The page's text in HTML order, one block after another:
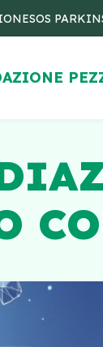
SOS